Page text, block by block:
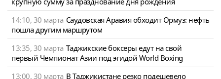
14:10, 30 марта Саудовская Аравия обходит Ормуз: нефть
пошла другим маршрутом
13:35, 30 марта Таджикские боксеры едут на свой
первый Чемпионат Азии под эгидой World Boxing
13:00, 30 марта В Таджикистане резко подешевело